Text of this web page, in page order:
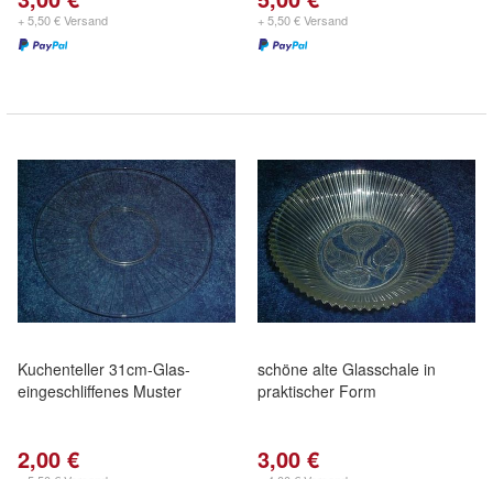
+ 5,50 € Versand + 5,50 € Versand
Kuchenteller 31cm-Glas-
eingeschliffenes Muster
2,00 €
schöne alte Glasschale in
praktischer Form
3,00 €